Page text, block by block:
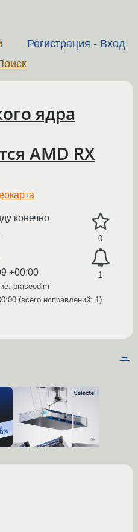
Регистрация - Вход
ядра
AMD RX
0
1
конечно
+00:00
praseodim
(всего исправлений: 1)
→